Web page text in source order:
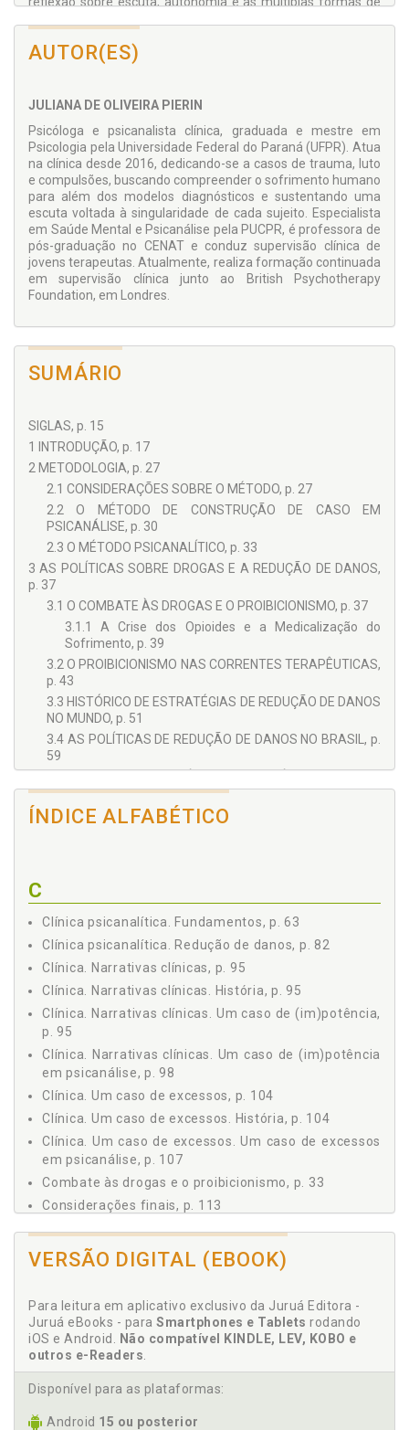
AUTOR(ES)
JULIANA DE OLIVEIRA PIERIN
Psicóloga e psicanalista clínica, graduada e mestre em
Psicologia pela Universidade Federal do Paraná (UFPR). Atua
na clínica desde 2016, dedicando-se a casos de trauma, luto
e compulsões, buscando compreender o sofrimento humano
para além dos modelos diagnósticos e sustentando uma
escuta voltada à singularidade de cada sujeito. Especialista
em Saúde Mental e Psicanálise pela PUCPR, é professora de
pós-graduação no CENAT e conduz supervisão clínica de
jovens terapeutas. Atualmente, realiza formação continuada
em supervisão clínica junto ao British Psychotherapy
Foundation, em Londres.
SUMÁRIO
SIGLAS, p. 15
1 INTRODUÇÃO, p. 17
2 METODOLOGIA, p. 27
2.1 CONSIDERAÇÕES SOBRE O MÉTODO, p. 27
2.2 O MÉTODO DE CONSTRUÇÃO DE CASO EM
PSICANÁLISE, p. 30
2.3 O MÉTODO PSICANALÍTICO, p. 33
3 AS POLÍTICAS SOBRE DROGAS E A REDUÇÃO DE DANOS,
p. 37
3.1 O COMBATE ÀS DROGAS E O PROIBICIONISMO, p. 37
3.1.1 A Crise dos Opioides e a Medicalização do
Sofrimento, p. 39
3.2 O PROIBICIONISMO NAS CORRENTES TERAPÊUTICAS,
p. 43
3.3 HISTÓRICO DE ESTRATÉGIAS DE REDUÇÃO DE DANOS
NO MUNDO, p. 51
3.4 AS POLÍTICAS DE REDUÇÃO DE DANOS NO BRASIL, p.
59
4.1 O SUJEITO E A SUBJETIVIDADE EM PSICANÁLISE, p.
67
PSICANÁLISE, p. 79
4.4 A REDUÇÃO DE DANOS E A CLÍNICA PSICANALÍTICA, p.
86
4.4.1 A Psicanálise e o Uso de Substâncias Psicoativas,
4.4.2 A Interface Entre a Escuta Psicanalítica e as
Estratégias de Redução de Danos, p. 93
5 NARRATIVAS CLÍNICAS, p. 99
5.1 UM CASO DE (IM)POTÊNCIA, p. 99
5.1.1 História, p. 99
5.1.2 Um Caso de (Im)potência em Psicanálise, p. 102
5.2 UM CASO DE EXCESSOS, p. 108
5.2.1 História, p. 108
5.2.2 Um Caso de Excessos em Psicanálise, p. 111
CONSIDERAÇÕES FINAIS, p. 117
REFERÊNCIAS, p. 125
ÍNDICE ALFABÉTICO
C
Clínica psicanalítica. Fundamentos, p. 63
Clínica psicanalítica. Redução de danos, p. 82
Clínica. Narrativas clínicas, p. 95
Clínica. Narrativas clínicas. História, p. 95
Clínica. Narrativas clínicas. Um caso de (im)potência,
p. 95
Clínica. Narrativas clínicas. Um caso de (im)potência
em psicanálise, p. 98
Clínica. Um caso de excessos, p. 104
Clínica. Um caso de excessos. História, p. 104
Clínica. Um caso de excessos. Um caso de excessos
em psicanálise, p. 107
Combate às drogas e o proibicionismo, p. 33
Considerações finais, p. 113
Correntes terapêuticas. Proibicionismo, p. 39
Crise dos opioides e a medicalização do sofrimento,
p. 35
D
Drogas. Combate às drogas e o proibicionismo, p. 33
p. 33
VERSÃO DIGITAL (EBOOK)
Para leitura em aplicativo exclusivo da Juruá Editora -
Juruá eBooks - para Smartphones e Tablets rodando
iOS e Android. Não compatível KINDLE, LEV, KOBO e
outros e-Readers.
Disponível para as plataformas:
Android 15 ou posterior